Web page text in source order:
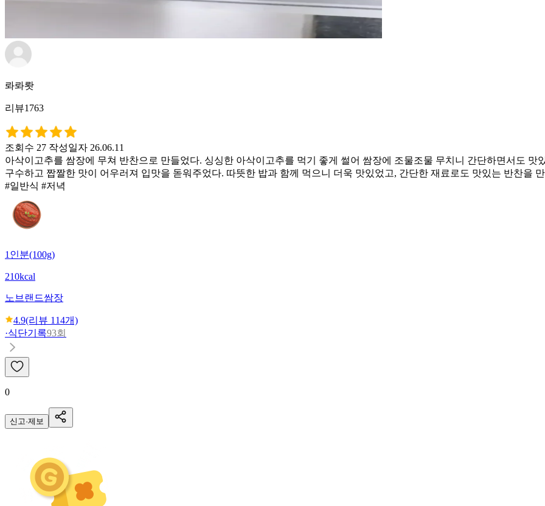
롸롸뢋
리뷰1763
조회수 27 작성일자 26.06.11
아삭이고추를 쌈장에 무쳐 반찬으로 만들었다. 싱싱한 아삭이고추를 먹기 좋게 썰어 쌈장에 조물조물 무치니 간단하면서도 맛
구수하고 짭짤한 맛이 어우러져 입맛을 돋워주었다. 따뜻한 밥과 함께 먹으니 더욱 맛있었고, 간단한 재료로도 맛있는 반찬을
#일반식 #저녁
1인분(100g)
210kcal
노브랜드쌈장
4.9(리뷰 114개)
·식단기록93회
0
신고·제보